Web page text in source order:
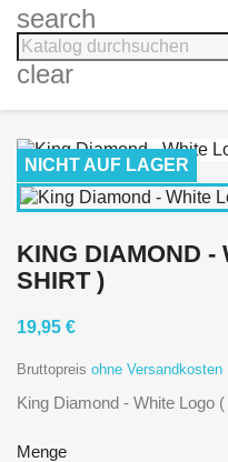
search
clear
NICHT AUF LAGER
KING DIAMOND -
SHIRT )
19,95 €
Bruttopreis ohne Versandkosten
King Diamond - White Logo (
Menge